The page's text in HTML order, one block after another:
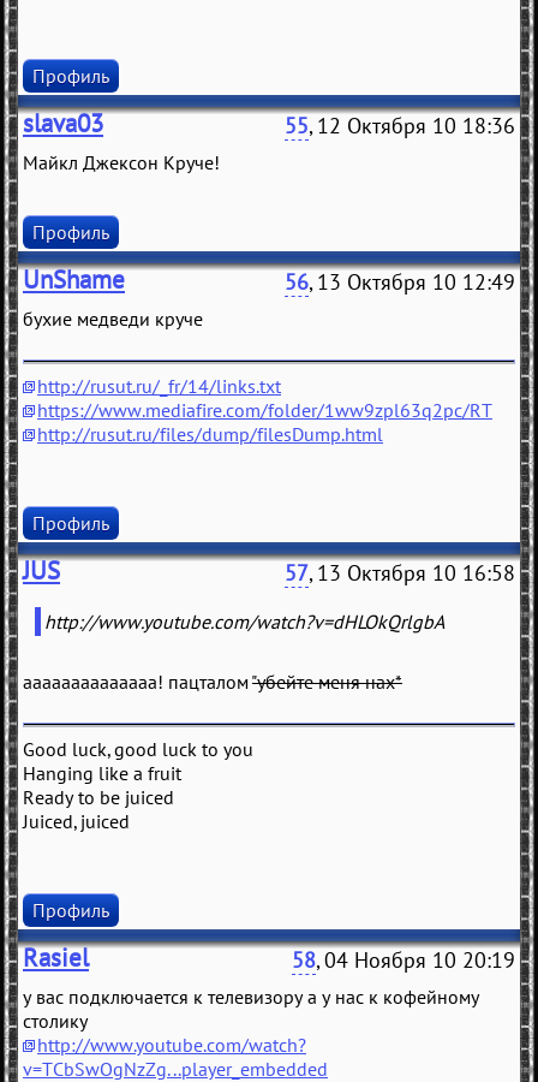
Профиль
slava03 55, 12 Октября 10 18:36
Майкл Джексон Круче!
Профиль
UnShame 56, 13 Октября 10 12:49
бухие медведи круче
http://rusut.ru/_fr/14/links.txt
https://www.mediafire.com/folder/1ww9zpl63q2pc/RT
http://rusut.ru/files/dump/filesDump.html
Профиль
JUS 57, 13 Октября 10 16:58
http://www.youtube.com/watch?v=dHLOkQrlgbA
аааааааааааааа! пацталом"убейте меня нах*
Good luck, good luck to you
Hanging like a fruit
Ready to be juiced
Juiced, juiced
Профиль
Rasiel 58, 04 Ноября 10 20:19
у вас подключается к телевизору а у нас к кофейному
столику
http://www.youtube.com/watch?
v=TCbSwOgNzZg...player_embedded